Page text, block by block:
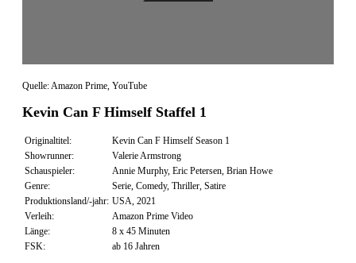
Quelle: Amazon Prime, YouTube
Kevin Can F Himself Staffel 1
Originaltitel:
Kevin Can F Himself Season 1
Showrunner:
Valerie Armstrong
Schauspieler:
Annie Murphy, Eric Petersen, Brian Howe
Genre:
Serie, Comedy, Thriller, Satire
Produktionsland/-jahr: USA, 2021
Verleih:
Amazon Prime Video
Länge:
8 x 45 Minuten
FSK:
ab 16 Jahren